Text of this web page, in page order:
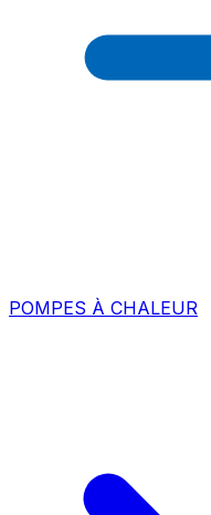
POMPES À CHALEUR